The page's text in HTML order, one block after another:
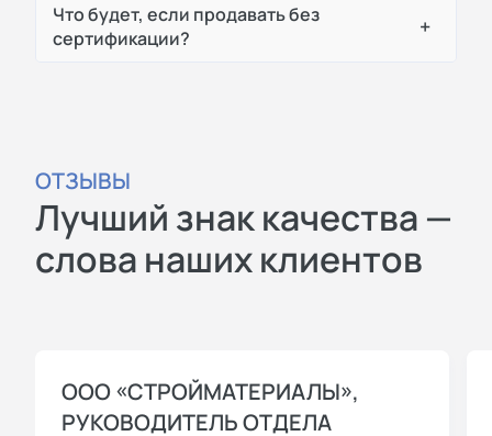
Что будет, если продавать без
сертификации?
+
ОТЗЫВЫ
Лучший знак качества —
слова наших клиентов
ООО «СТРОЙМАТЕРИАЛЫ»,
РУКОВОДИТЕЛЬ ОТДЕЛА